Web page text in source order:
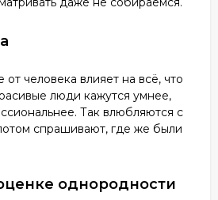
человека влияет на всё, что
люди кажутся умнее,
Так влюбляются с
спрашивают, где же были
однородности